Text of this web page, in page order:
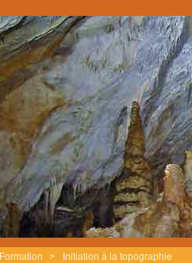
Formation > Initiation à la topographie